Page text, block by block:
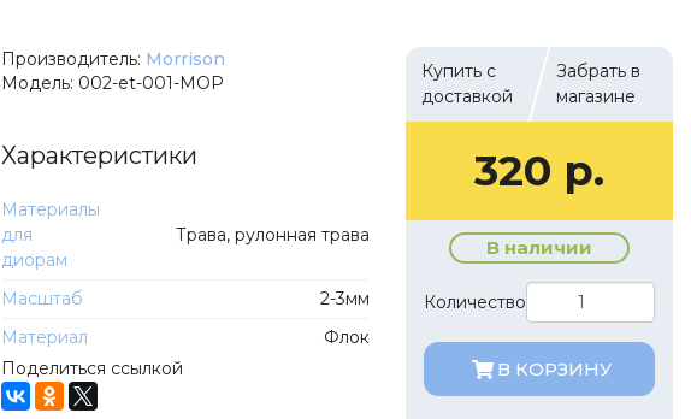
Производитель: Morrison
Модель: 002-et-001-МОР
Характеристики
Материалы
для
диорам
Трава, рулонная трава
Масштаб
2-3мм
Материал
Флок
Поделиться ссылкой
Купить с
доставкой
Забрать в
магазине
320 р.
В наличии
Количество
В КОРЗИНУ